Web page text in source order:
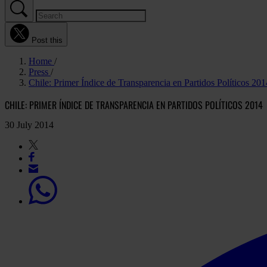
Post this
Home
Press
Chile: Primer Índice de Transparencia en Partidos Políticos
CHILE: PRIMER ÍNDICE DE TRANSPARENCIA EN PARTIDOS POLÍTICOS 2014
30 July 2014